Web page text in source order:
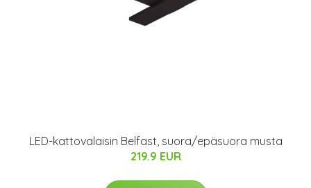
LED-kattovalaisin Belfast, suora/epäsuora musta
219.9 EUR